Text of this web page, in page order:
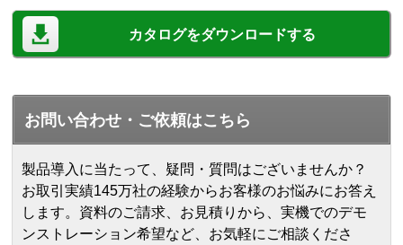
カタログをダウンロードする
お問い合わせ・ご依頼はこちら
製品導入に当たって、疑問・質問はございませんか？
お取引実績145万社の経験からお客様のお悩みにお答え
します。 資料のご請求、お見積りから、実機でのデモ
ンストレーション希望など、お気軽にご相談くださ